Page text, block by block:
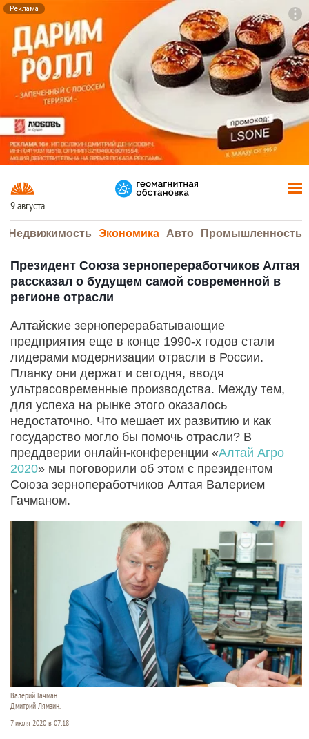
Реклама
9 августа
Недвижимость Экономика Авто Промышленность
Президент Союза зернопереработчиков Алтая
рассказал о будущем самой современной в
регионе отрасли
Алтайские зерноперерабатывающие
предприятия еще в конце 1990-х годов стали
лидерами модернизации отрасли в России.
Планку они держат и сегодня, вводя
ультрасовременные производства. Между тем,
для успеха на рынке этого оказалось
недостаточно. Что мешает их развитию и как
государство могло бы помочь отрасли? В
преддверии онлайн-конференции «Алтай Агро
2020» мы поговорили об этом с президентом
Союза зернопеработчиков Алтая Валерием
Гачманом.
Валерий Гачман.
Дмитрий Лямзин.
7 июля 2020 в 07:18